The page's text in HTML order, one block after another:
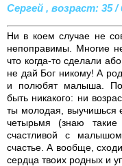
Сергей , возраст: 35 /
Ни в коем случае не
непоправимы. Многие
что когда-то сделали
не дай Бог никому! А
и полюбят малыша.
быть никакого: ни
ты молодая, выучишься
четырьмя (знаю
счастливой с
счастье. А вообще,
сердца твоих родных и